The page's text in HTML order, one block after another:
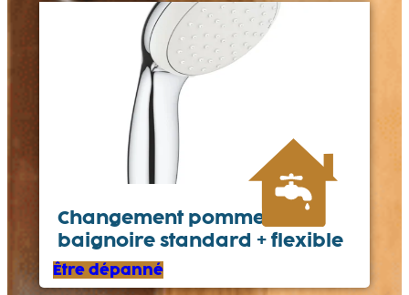
Changement pommeau
baignoire standard + flexible
Être dépanné